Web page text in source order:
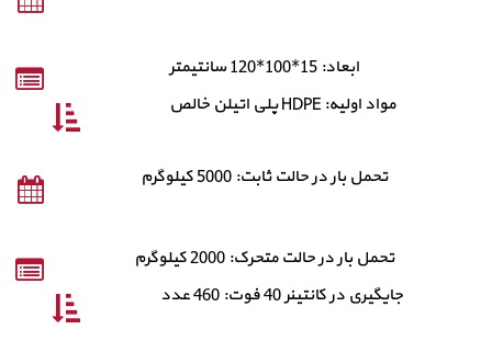
ابعاد: 15*100*120 سانتیمتر
مواد اولیه: HDPE پلی اتیلن خالص
تحمل بار در حالت ثابت: 5000 کیلوگرم
تحمل بار در حالت متحرک: 2000 کیلوگرم
جایگیری در کانتینر 40 فوت: 460 عدد